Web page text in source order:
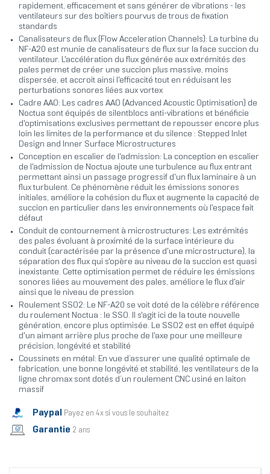
rapidement, efficacement et sans générer de vibrations - les
ventilateurs sur des boîtiers pourvus de trous de fixation
standards
Canalisateurs de flux (Flow Acceleration Channels): La turbine du
NF-A20 est munie de canalisateurs de flux sur la face succion du
ventilateur. L'accélération du flux générée aux extrémités des
pales permet de créer une succion plus massive, moins
dispersée, et accroit ainsi l'efficacité tout en réduisant les
perturbations sonores liées aux vortex
Cadre AAO: Les cadres AAO (Advanced Acoustic Optimisation) de
Noctua sont équipés de silentblocs anti-vibrations et bénéficie
d'optimisations exclusives permettant de repousser encore plus
loin les limites de la performance et du silence : Stepped Inlet
Design and Inner Surface Microstructures
Conception en escalier de l'admission: La conception en escalier
de l'admission de Noctua ajoute une turbulence au flux entrant
permettant ainsi un passage progressif d'un flux laminaire à un
flux turbulent. Ce phénomène réduit les émissions sonores
initiales, améliore la cohésion du flux et augmente la capacité de
succion en particulier dans les environnements où l'espace fait
défaut
Conduit de contournement à microstructures: Les extrémités
des pales évoluant à proximité de la surface intérieure du
conduit (caractérisée par la présence d'une microstructure), la
séparation des flux qui s'opère au niveau de la succion est quasi
inexistante. Cette optimisation permet de réduire les émissions
sonores liées au mouvement des pales, améliore le flux d'air
ainsi que le niveau de pression
Roulement SSO2: Le NF-A20 se voit doté de la célèbre référence
du roulement Noctua : le SSO. Il s'agit ici de la toute nouvelle
génération, encore plus optimisée. Le SSO2 est en effet équipé
d'un aimant arrière plus proche de l'axe pour une meilleure
précision, longévité et stabilité
Coussinets en métal: En vue d’assurer une qualité optimale de
fabrication, une bonne longévité et stabilité, les ventilateurs de la
ligne chromax sont dotés d’un roulement CNC usiné en laiton
massif
Paypal Payez en 4x si vous le souhaitez
Garantie 2 ans